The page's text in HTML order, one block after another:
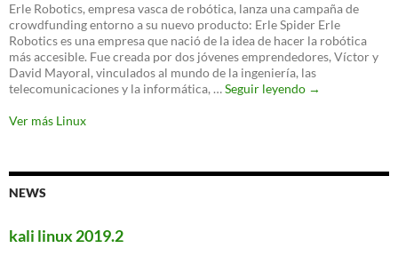
hacer?
Erle Robotics, empresa vasca de robótica, lanza una campaña de
crowdfunding entorno a su nuevo producto: Erle Spider Erle
Robotics es una empresa que nació de la idea de hacer la robótica
más accesible. Fue creada por dos jóvenes emprendedores, Víctor y
David Mayoral, vinculados al mundo de la ingeniería, las
telecomunicaciones y la informática, …Seguir leyendo ERLE
→
Ver más Linux
NEWS
kali linux 2019.2